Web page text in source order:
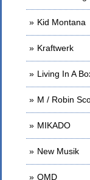
Kid Montana
Kraftwerk
Living In A
M / Robin
MIKADO
New Musik
OMD